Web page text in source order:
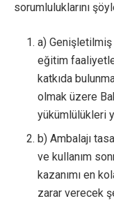
sorumluluklarını
a)
eğitim
katkıda
olmak üzere
yükümlülükleri
b) Ambalajı
ve kullanım
kazanımı en
zarar verecek